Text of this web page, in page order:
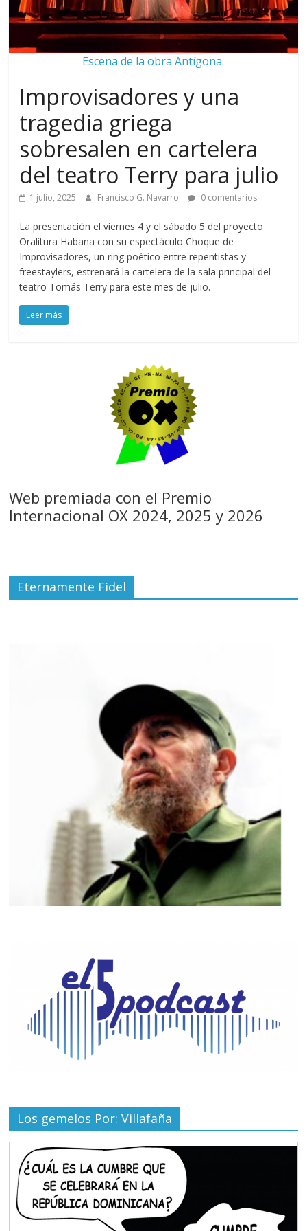
Escena de la obra Antígona.
Improvisadores y una
tragedia griega
sobresalen en cartelera
del teatro Terry para julio
1 julio, 2025 Francisco G. Navarro 0 comentarios
La presentación el viernes 4 y el sábado 5 del proyecto
Oralitura Habana con su espectáculo Choque de
Improvisadores, un ring poético entre repentistas y
freestaylers, estrenará la cartelera de la sala principal del
teatro Tomás Terry para este mes de julio.
Leer más
Web premiada con el Premio
Internacional OX 2024, 2025 y 2026
Eternamente Fidel
Los gemelos Por: Villafaña